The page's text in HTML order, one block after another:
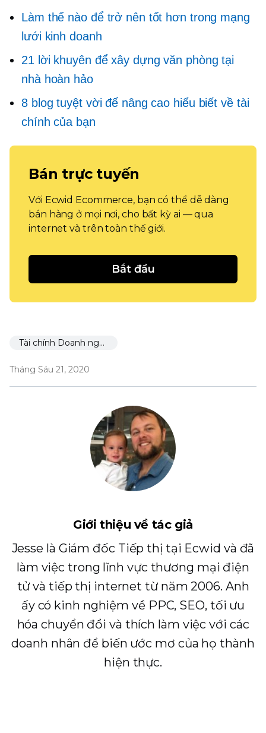
Làm thế nào để trở nên tốt hơn trong mạng
lưới kinh doanh
21 lời khuyên để xây dựng văn phòng tại
nhà hoàn hảo
8 blog tuyệt vời để nâng cao hiểu biết về tài
chính của bạn
Bán trực tuyến
Với Ecwid Ecommerce, bạn có thể dễ dàng
bán hàng ở mọi nơi, cho bất kỳ ai — qua
internet và trên toàn thế giới.
Bắt đầu
Tài chính Doanh nghiệp
Tháng Sáu 21, 2020
Giới thiệu về tác giả
Jesse là Giám đốc Tiếp thị tại Ecwid và đã
làm việc trong lĩnh vực thương mại điện
tử và tiếp thị internet từ năm 2006. Anh
ấy có kinh nghiệm về PPC, SEO, tối ưu
hóa chuyển đổi và thích làm việc với các
doanh nhân để biến ước mơ của họ thành
hiện thực.